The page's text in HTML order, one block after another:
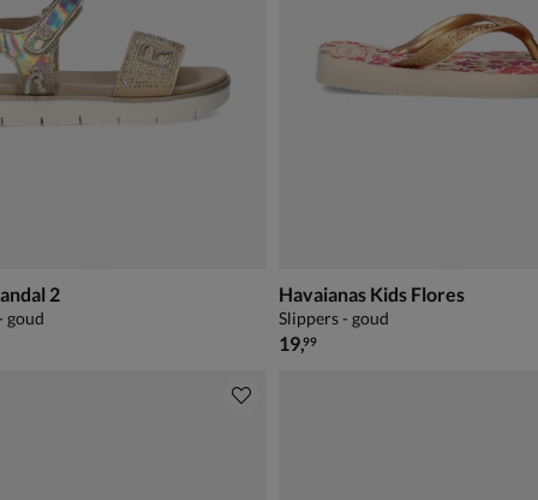
2
goud
Havaianas Kids Flores
Slippers - goud
€ 19,99
19,99